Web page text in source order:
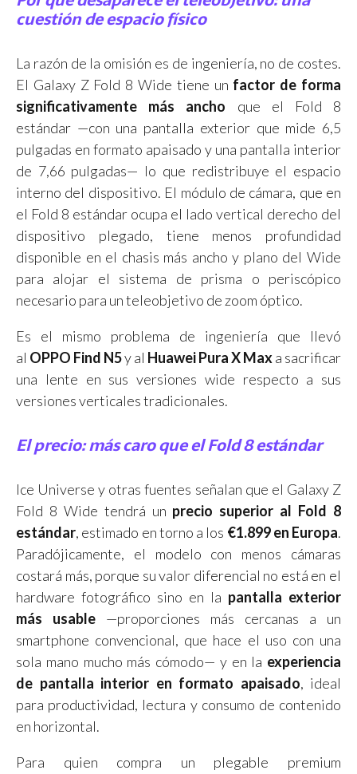
cuestión de espacio físico
La razón de la omisión es de ingeniería, no de costes.
El Galaxy Z Fold 8 Wide tiene un factor de forma
significativamente más ancho que el Fold 8
estándar —con una pantalla exterior que mide 6,5
pulgadas en formato apaisado y una pantalla interior
de 7,66 pulgadas— lo que redistribuye el espacio
interno del dispositivo. El módulo de cámara, que en
el Fold 8 estándar ocupa el lado vertical derecho del
dispositivo plegado, tiene menos profundidad
disponible en el chasis más ancho y plano del Wide
para alojar el sistema de prisma o periscópico
necesario para un teleobjetivo de zoom óptico.
Es el mismo problema de ingeniería que llevó
al OPPO Find N5y al Huawei Pura X Maxa sacrificar
una lente en sus versiones wide respecto a sus
versiones verticales tradicionales.
El precio: más caro que el Fold 8 estándar
Ice Universe y otras fuentes señalan que el Galaxy Z
Fold 8 Wide tendrá un precio superior al Fold 8
estándar, estimado en torno a los €1.899 en Europa.
Paradójicamente, el modelo con menos cámaras
costará más, porque su valor diferencial no está en el
hardware fotográfico sino en la pantalla exterior
más usable —proporciones más cercanas a un
smartphone convencional, que hace el uso con una
sola mano mucho más cómodo— y en la experiencia
de pantalla interior en formato apaisado, ideal
para productividad, lectura y consumo de contenido
en horizontal.
Para quien compra un plegable premium